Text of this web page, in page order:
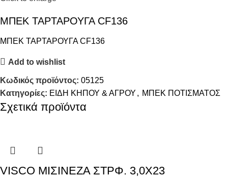
ΜΠΕΚ ΤΑΡΤΑΡΟΥΓΑ CF136
ΜΠΕΚ ΤΑΡΤΑΡΟΥΓΑ CF136
Add to wishlist
Κωδικός προϊόντος: 05125
Κατηγορίες: ΕΙΔΗ ΚΗΠΟΥ & ΑΓΡΟΥ , ΜΠΕΚ ΠΟΤΙΣΜΑΤΟΣ
Σχετικά προϊόντα
VISCO ΜΙΣΙΝΕΖΑ ΣΤΡΦ. 3,0Χ23